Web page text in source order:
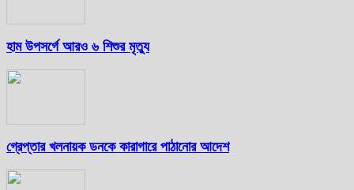
হাম উপসর্গে আরও ৬ শিশুর মৃত্যু
গ্রেপ্তার খলনায়ক ডনকে কারাগারে পাঠানোর আদেশ